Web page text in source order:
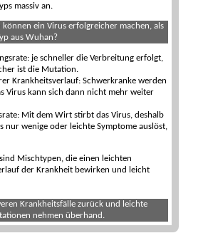
massiv an.
können ein Virus erfolg­reicher machen, als
aus Wuhan?
je schneller die Ver­brei­tung erfolgt,
ist die Muta­tion.
Krankheits­ver­lauf: Schwer­kranke werden
Virus kann sich dann nicht mehr weiter
Mit dem Wirt stirbt das Virus, deshalb
nur wenige oder leichte Symp­tome aus­löst,
Mischt­ypen, die einen leichten
der Krank­heit bewirken und leicht
Krankheits­fälle zurück und leichte
nehmen über­hand.